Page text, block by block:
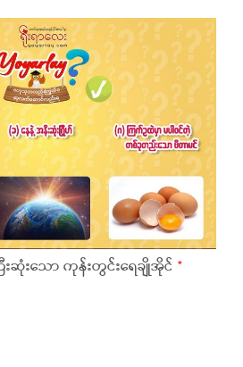
ဆုံးသော ကုန်းတွင်းရေချိုအိုင် *